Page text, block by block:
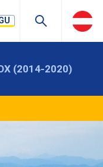
(2014-2020)